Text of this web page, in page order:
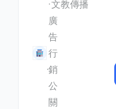
文教傳播
廣
告
行
銷
公
關